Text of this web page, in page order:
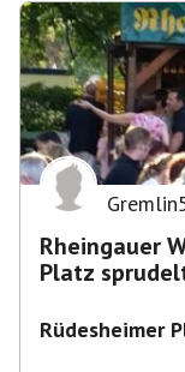
Rheingauer
Platz
Rüdesheimer